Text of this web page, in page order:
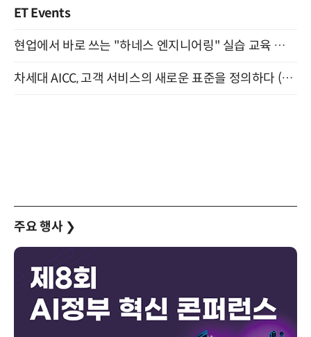
ET Events
현업에서 바로 쓰는 "하네스 엔지니어링" 실습 교육 워크숍 8월 20일 개최
차세대 AICC, 고객 서비스의 새로운 표준을 정의하다 (9/9)
주요 행사 ❯